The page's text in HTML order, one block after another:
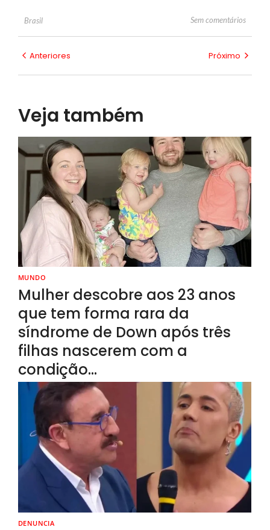
Brasil Sem comentários
Anteriores Próximo
Veja também
MUNDO
Mulher descobre aos 23 anos
que tem forma rara da
síndrome de Down após três
filhas nascerem com a
condição…
DENUNCIA